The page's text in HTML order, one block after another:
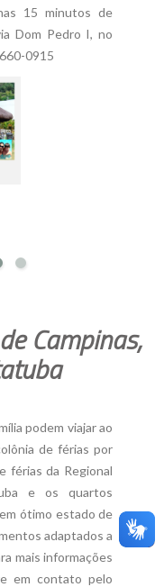
15 minutos de
Dom Pedro I, no
0915
Campinas,
podem viajar ao
de férias por
férias da Regional
e os quartos
ótimo estado de
adaptados a
mais informações
em contato pelo